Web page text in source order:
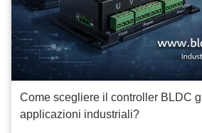
Come scegliere il controller BLDC
applicazioni industriali?